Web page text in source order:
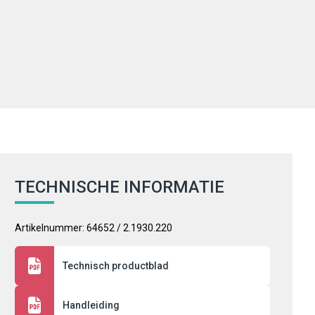
TECHNISCHE INFORMATIE
Artikelnummer: 64652 / 2.1930.220
Technisch productblad
Handleiding